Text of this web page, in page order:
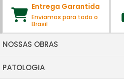
Entrega Garantida
Enviamos para todo o
Brasil
NOSSAS OBRAS
PATOLOGIA